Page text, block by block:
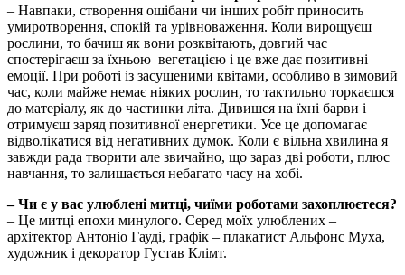
– Навпаки, створення ошібани чи інших робіт приносить
умиротворення, спокій та урівноваження. Коли вирощуєш
рослини, то бачиш як вони розквітають, довгий час
спостерігаєш за їхньою вегетацією і це вже дає позитивні
емоції. При роботі із засушеними квітами, особливо в зимовий
час, коли майже немає ніяких рослин, то тактильно торкаєшся
до матеріалу, як до частинки літа. Дивишся на їхні барви і
отримуєш заряд позитивної енергетики. Усе це допомагає
відволікатися від негативних думок. Коли є вільна хвилина я
завжди рада творити але звичайно, що зараз дві роботи, плюс
навчання, то залишається небагато часу на хобі.
– Чи є у вас улюблені митці, чиїми роботами захоплюєтеся?
– Це митці епохи минулого. Серед моїх улюблених –
архітектор Антоніо Гауді, графік – плакатист Альфонс Муха,
художник і декоратор Густав Клімт.